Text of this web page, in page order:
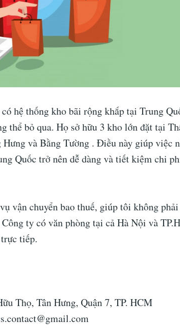
hệ thống kho bãi rộng khắp tại Trung
thể bỏ qua. Họ sở hữu 3 kho lớn đặt tại
và Bằng Tường . Điều này giúp việc
Quốc trở nên dễ dàng và tiết kiệm chi
vận chuyển bao thuế, giúp tôi không
ty có văn phòng tại cả Hà Nội và
tiếp.
Thọ, Tân Hưng, Quận 7, TP. HCM